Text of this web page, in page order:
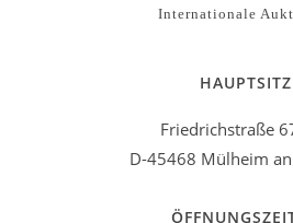
Internationale
HAUPTSITZ
Friedrichstraße
D-45468 Mülheim